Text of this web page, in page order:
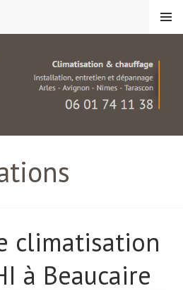
Menu
climatisation
à Beaucaire